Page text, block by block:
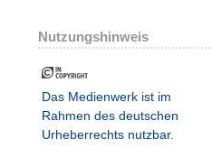
Nutzungshinweis
Das Medienwerk ist im
Rahmen des deutschen
Urheberrechts nutzbar.